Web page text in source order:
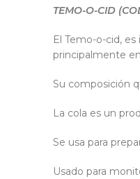
TEMO-O-CID
El Temo-o-cid,
principalmente
Su composición
La cola es un
Se usa para
Usado para